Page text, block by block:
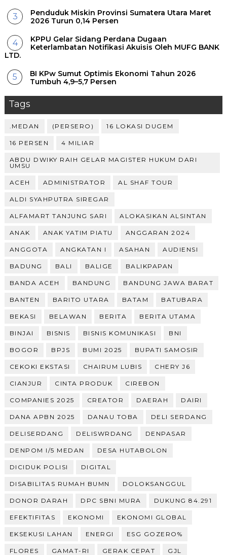
Penduduk Miskin Provinsi Sumatera Utara Maret
2026 Turun 0,14 Persen
KPPU Gelar Sidang Perdana Dugaan
Keterlambatan Notifikasi Akuisis Oleh MUFG BANK
LTD.
BI KPw Sumut Optimis Ekonomi Tahun 2026
Tumbuh 4,9–5,7 Persen
Tags
.MEDAN (PERSERO) 16 LOKASI DUGEM
16 PERSEN 4 MILIAR
ABDU DWIKY RAIH GELAR MAGISTER HUKUM DARI
UMSU
ACEH ADMINISTRATOR AL SHAF TOUR
ALDI SYAHPUTRA SIREGAR
ALFAMART TANJUNG SARI ALOKASIKAN ALSINTAN
ANAK ANAK YATIM PIATU ANGGARAN 2024
ANGGOTA ANGKATAN I ASAHAN AUDIENSI
BADUNG BALI BALIGE BALIKPAPAN
BANDA ACEH BANDUNG BANDUNG JAWA BARAT
BANTEN BARITO UTARA BATAM BATUBARA
BEKASI BELAWAN BERITA BERITA UTAMA
BINJAI BISNIS BISNIS KOMUNIKASI BNI
BOGOR BPJS BUMI 2025 BUPATI SAMOSIR
CEKOKI EKSTASI CHAIRUM LUBIS CHERY J6
CIANJUR CINTA PRODUK CIREBON
COMPANIES 2025 CREATOR DAERAH DAIRI
DANA APBN 2025 DANAU TOBA DELI SERDANG
DELISERDANG DELISWRDANG DENPASAR
DENPOM I/5 MEDAN DESA HUTABOLON
DICIDUK POLISI DIGITAL
DISABILITAS RUMAH BUMN DOLOKSANGGUL
DONOR DARAH DPC SBNI MURA DUKUNG 84.291
EFEKTIFITAS EKONOMI EKONOMI GLOBAL
EKSEKUSI LAHAN ENERGI ESG GOZERO%
FLORES GAMAT-RI GERAK CEPAT GJL